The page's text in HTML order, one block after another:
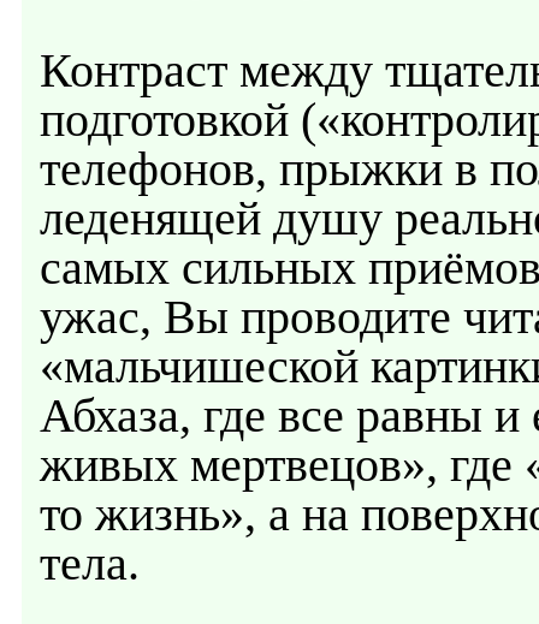
Контраст между
подготовкой
телефонов, прыжки в
леденящей душу
самых сильных
ужас, Вы проводите
«мальчишеской
Абхаза, где все равны
живых мертвецов», где
то жизнь», а на
тела.